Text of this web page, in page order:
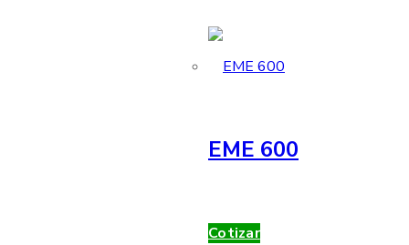
EME 600
Cotizar